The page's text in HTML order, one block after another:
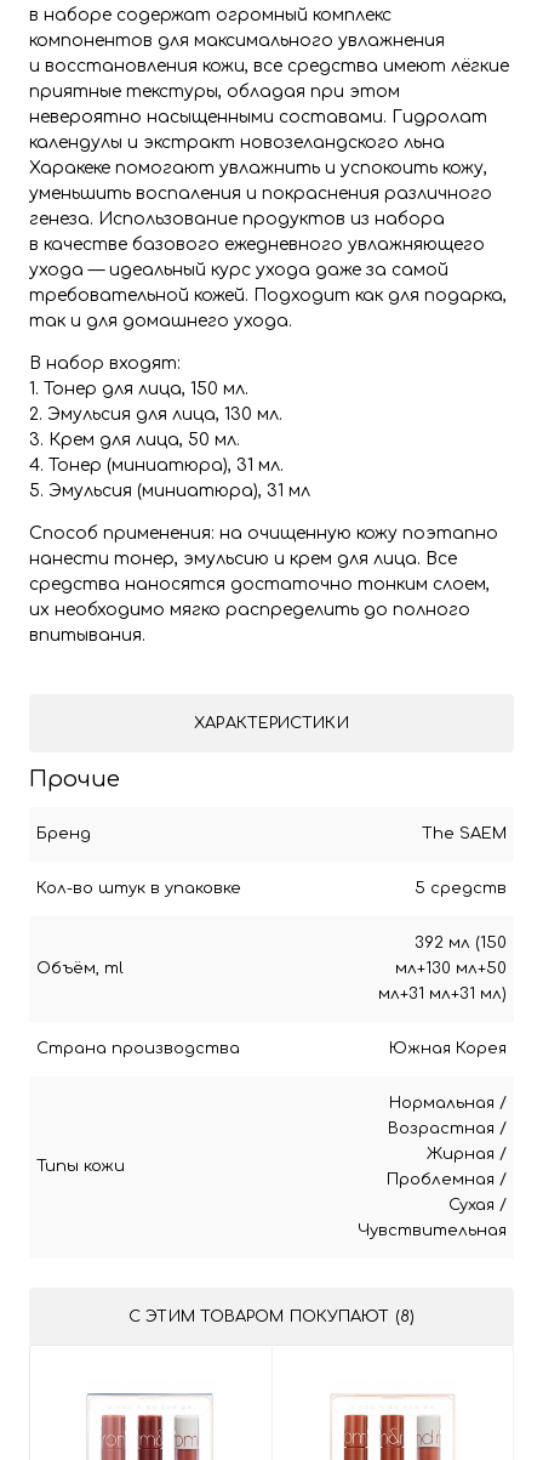
в наборе содержат огромный комплекс
компонентов для максимального увлажнения
и восстановления кожи, все средства имеют лёгкие
приятные текстуры, обладая при этом
невероятно насыщенными составами. Гидролат
календулы и экстракт новозеландского льна
Харакеке помогают увлажнить и успокоить кожу,
уменьшить воспаления и покраснения различного
генеза. Использование продуктов из набора
в качестве базового ежедневного увлажняющего
ухода — идеальный курс ухода даже за самой
требовательной кожей. Подходит как для подарка,
так и для домашнего ухода.
В набор входят:
1. Тонер для лица, 150 мл.
2. Эмульсия для лица, 130 мл.
3. Крем для лица, 50 мл.
4. Тонер (миниатюра), 31 мл.
5. Эмульсия (миниатюра), 31 мл
Способ применения: на очищенную кожу поэтапно
нанести тонер, эмульсию и крем для лица. Все
средства наносятся достаточно тонким слоем,
их необходимо мягко распределить до полного
впитывания.
ХАРАКТЕРИСТИКИ
Прочие
Бренд The SAEM
Кол-во штук в упаковке 5 средств
Объём, ml
392 мл (150
мл+130 мл+50
мл+31 мл+31 мл)
Страна производства Южная Корея
Типы кожи
Нормальная /
Возрастная /
Жирная /
Проблемная /
Сухая /
Чувствительная
С ЭТИМ ТОВАРОМ ПОКУПАЮТ (8)